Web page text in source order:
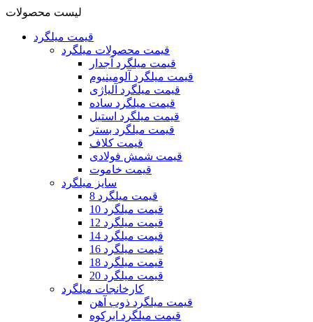
لیست محصولات
قیمت میلگرد
قیمت محصولات میلگرد
قیمت میلگرد آجدار
قیمت میلگرد آلومینیوم
قیمت میلگرد آلیاژی
قیمت میلگرد ساده
قیمت میلگرد استیل
قیمت میلگرد بستر
قیمت کلاف
قیمت شمش فولادی
قیمت خاموت
سایز میلگرد
قیمت میلگرد 8
قیمت میلگرد 10
قیمت میلگرد 12
قیمت میلگرد 14
قیمت میلگرد 16
قیمت میلگرد 18
قیمت میلگرد 20
کارخانجات میلگرد
قیمت میلگرد ذوب آهن
قیمت میلگرد ابرکوه